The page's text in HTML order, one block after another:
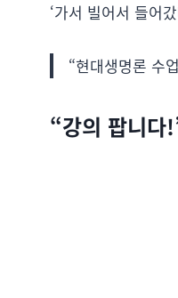
‘가서 빌어서 들어
“현대생명론 수
“강의 팝니